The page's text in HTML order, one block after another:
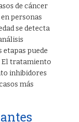
de cáncer
personas
se detecta
puede
El tratamiento
inhibidores
más